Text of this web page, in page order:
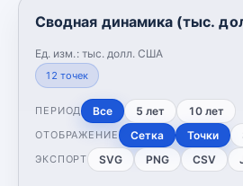
Сводная динамика (тыс.
Ед. изм.: тыс. долл. США
12 точек
ПЕРИОД Все 5 лет 10 лет
ОТОБРАЖЕНИЕ Сетка Точки
ЭКСПОРТ SVG PNG CSV